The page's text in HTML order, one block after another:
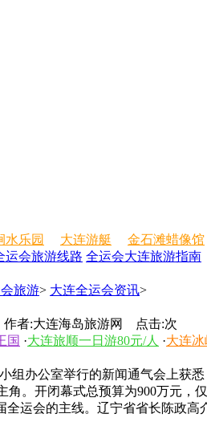
水乐园 大连游艇 金石滩蜡像馆
运会旅游线路 全运会大连旅游指南
旅游> 大连全运会资讯>
者:大连海岛旅游网 点击:次
国 ·大连旅顺一日游80元/人 ·大连
办公室举行的新闻通气会上获悉
。开闭幕式总预算为900万元，仅
运会的主线。辽宁省省长陈政